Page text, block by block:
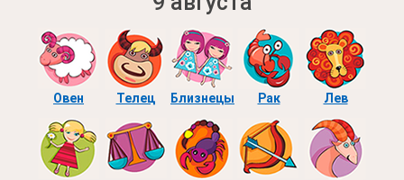
Овен Телец Близнецы Рак Лев